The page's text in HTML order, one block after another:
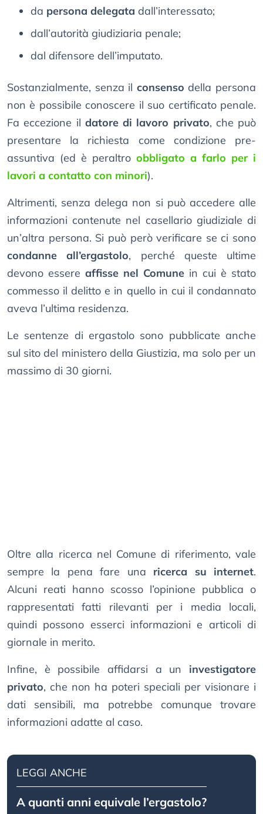
da persona delegata dall’interessato;
dall’autorità giudiziaria penale;
dal difensore dell’imputato.
Sostanzialmente, senza il consenso della persona
non è possibile conoscere il suo certificato penale.
Fa eccezione il datore di lavoro privato, che può
presentare la richiesta come condizione pre-
assuntiva (ed è peraltro obbligato a farlo per i
lavori a contatto con minori).
Altrimenti, senza delega non si può accedere alle
informazioni contenute nel casellario giudiziale di
un’altra persona. Si può però verificare se ci sono
condanne all’ergastolo, perché queste ultime
devono essere affisse nel Comune in cui è stato
commesso il delitto e in quello in cui il condannato
aveva l’ultima residenza.
Le sentenze di ergastolo sono pubblicate anche
sul sito del ministero della Giustizia, ma solo per un
massimo di 30 giorni.
Oltre alla ricerca nel Comune di riferimento, vale
sempre la pena fare una ricerca su internet.
Alcuni reati hanno scosso l’opinione pubblica o
rappresentati fatti rilevanti per i media locali,
quindi possono esserci informazioni e articoli di
giornale in merito.
Infine, è possibile affidarsi a un investigatore
privato, che non ha poteri speciali per visionare i
dati sensibili, ma potrebbe comunque trovare
informazioni adatte al caso.
LEGGI ANCHE
A quanti anni equivale l’ergastolo?